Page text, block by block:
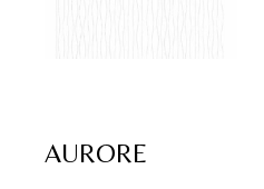
AURORE